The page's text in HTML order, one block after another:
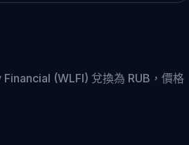
(WLFI) 兌換為 RUB，價格